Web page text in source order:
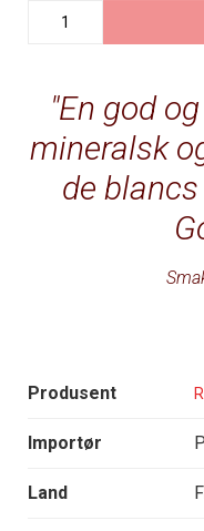
En god
mineralsk
de
Produsent
Importør
Land